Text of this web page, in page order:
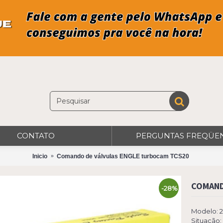
CONTATO PERGUNTAS
Inicio Comando de válvulas ENGLE turbocam TCS20
-28%
Modelo:
Situação: